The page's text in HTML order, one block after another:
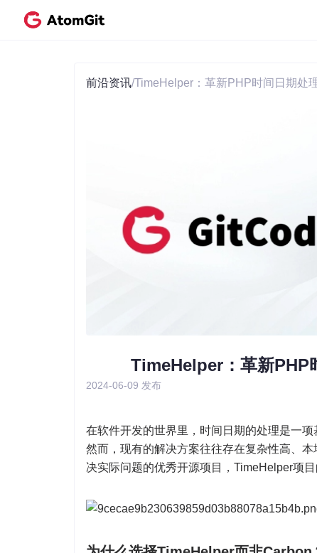
前沿资讯/TimeHelper：革新PHP时间日期处
TimeHelper：革新PHP
2024-06-09 发布
在软件开发的世界里，时间日期的处理是一
然而，现有的解决方案往往存在复杂性高、
决实际问题的优秀开源项目，TimeHelper项